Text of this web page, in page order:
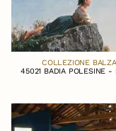
COLLEZIONE
45021 BADIA POLESINE -